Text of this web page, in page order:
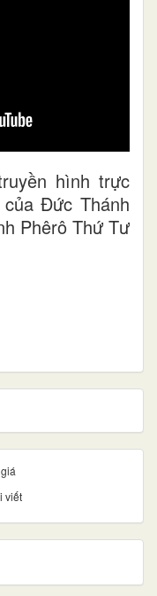
hình trực
Đức Thánh
Phêrô Thứ Tư
viết